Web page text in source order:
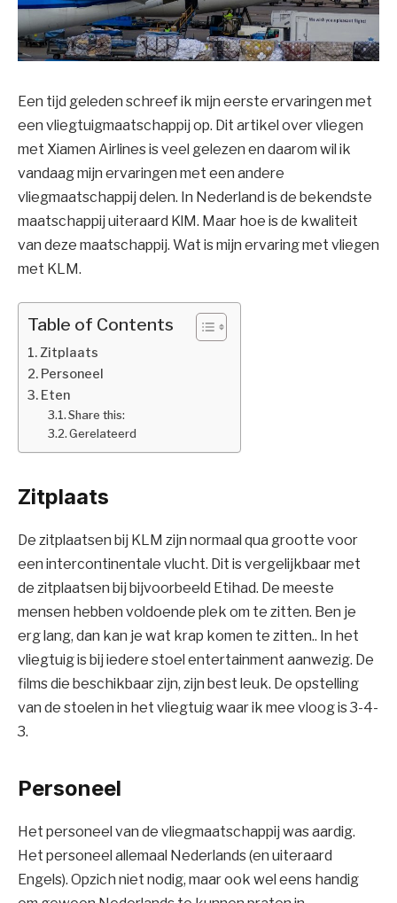
Een tijd geleden schreef ik mijn eerste ervaringen met
een vliegtuigmaatschappij op. Dit artikel over vliegen
met Xiamen Airlines is veel gelezen en daarom wil ik
vandaag mijn ervaringen met een andere
vliegmaatschappij delen. In Nederland is de bekendste
maatschappij uiteraard KlM. Maar hoe is de kwaliteit
van deze maatschappij. Wat is mijn ervaring met vliegen
met KLM.
Table of Contents
Zitplaats
Personeel
Eten
Share this:
Gerelateerd
Zitplaats
De zitplaatsen bij KLM zijn normaal qua grootte voor
een intercontinentale vlucht. Dit is vergelijkbaar met
de zitplaatsen bij bijvoorbeeld Etihad. De meeste
mensen hebben voldoende plek om te zitten. Ben je
erg lang, dan kan je wat krap komen te zitten.. In het
vliegtuig is bij iedere stoel entertainment aanwezig. De
films die beschikbaar zijn, zijn best leuk. De opstelling
van de stoelen in het vliegtuig waar ik mee vloog is 3-4-
3.
Personeel
Het personeel van de vliegmaatschappij was aardig.
Het personeel allemaal Nederlands (en uiteraard
Engels). Opzich niet nodig, maar ook wel eens handig